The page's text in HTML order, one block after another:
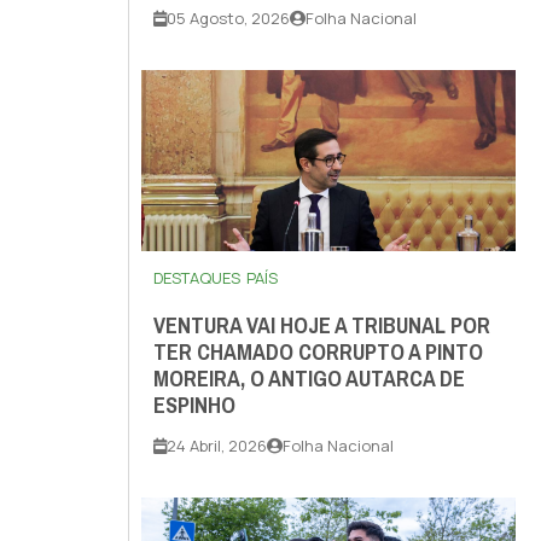
05 Agosto, 2026 Folha Nacional
DESTAQUES PAÍS
VENTURA VAI HOJE A TRIBUNAL POR
TER CHAMADO CORRUPTO A PINTO
MOREIRA, O ANTIGO AUTARCA DE
ESPINHO
24 Abril, 2026 Folha Nacional